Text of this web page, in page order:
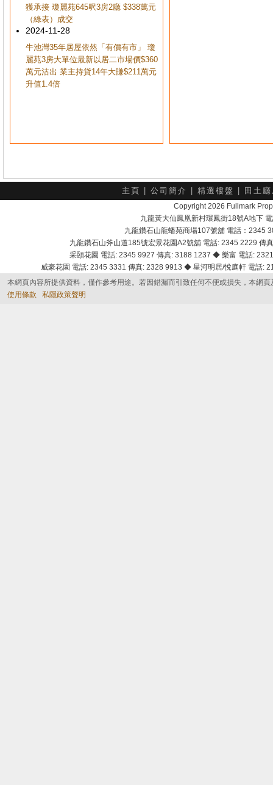
獲承接 瓊麗苑645呎3房2廳 $338萬元
（綠表）成交
2024-11-28
牛池灣35年居屋依然「有價有市」 瓊
麗苑3房大單位最新以居二市場價$360
萬元沽出 業主持貨14年大賺$211萬元
升值1.4倍
主頁 公司簡介 精選樓盤 田土
Copyright 2026 Fullmark
九龍黃大仙鳳凰新村環鳳街18號A地下
九龍鑽石山龍蟠苑商場107號舖 電話：2345
九龍鑽石山斧山道185號宏景花園A2號舖 電話: 2345 2229
采頣花園 電話: 2345 9927 傳真: 3188 1237 ◆ 樂富 電話:
威豪花園 電話: 2345 3331 傳真: 2328 9913 ◆ 星河明居/悅庭軒 電話
本網頁內容所提供資料，僅作參考用途。若因錯漏而引致任何不便或損失，本網
使用條款
私隱政策聲明